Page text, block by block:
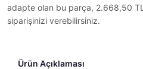
adapte olan bu parça, 2.668,50
siparişinizi verebilirsiniz.
Ürün Açıklaması